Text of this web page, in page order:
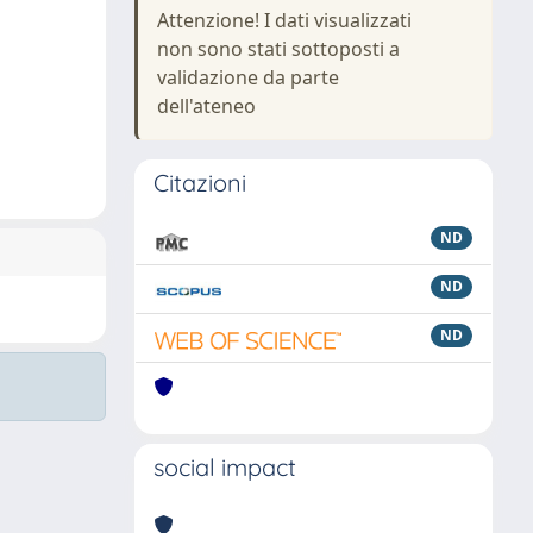
Attenzione! I dati visualizzati
non sono stati sottoposti a
validazione da parte
dell'ateneo
Citazioni
ND
ND
ND
social impact